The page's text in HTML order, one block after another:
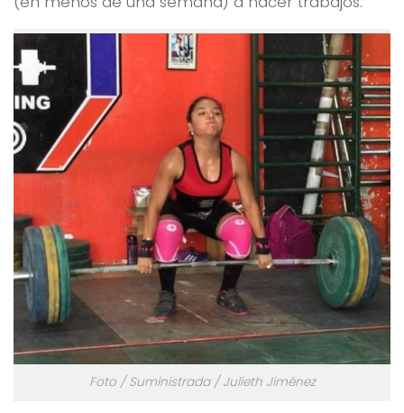
Foto / Suministrada / Julieth Jiménez